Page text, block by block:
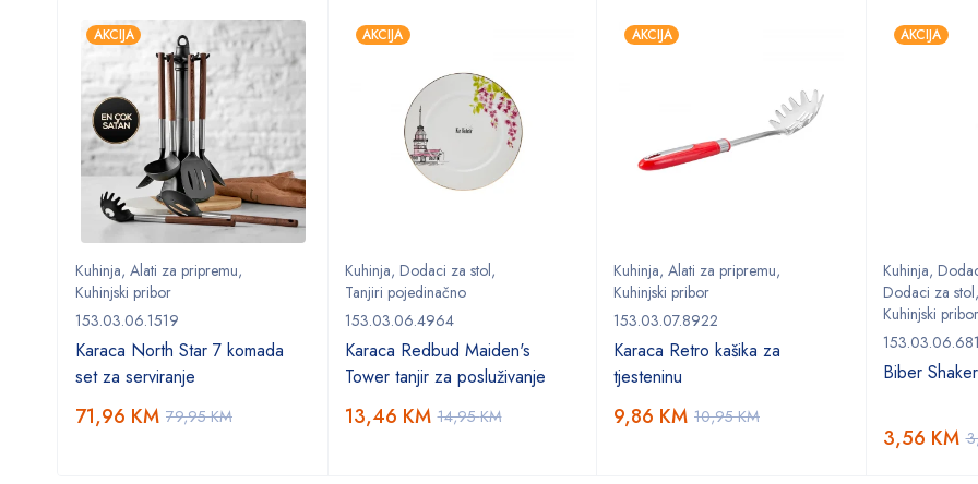
AKCIJA
Kuhinja, Alati za pripremu,
Kuhinjski pribor
153.03.06.1519
Karaca North Star 7 komada
set za serviranje
79,95KM
71,96 KM
AKCIJA
Kuhinja, Dodaci za stol,
Tanjiri pojedinačno
153.03.06.4964
Karaca Redbud Maiden's
Tower tanjir za posluživanje
14,95KM
13,46 KM
AKCIJA
Kuhinja, Alati za pripremu,
Kuhinjski pribor
153.03.07.8922
Karaca Retro kašika za
tjesteninu
10,95KM
9,86 KM
AKCIJA
Kuhinja,
Dodaci za stol,
Kuhinjski pribor
Biber
3,56 KM